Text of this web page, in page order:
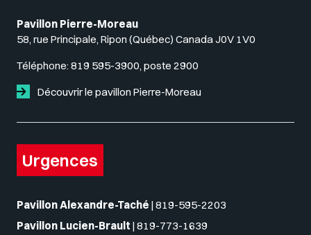
Pavillon Pierre-Moreau
58, rue Principale, Ripon (Québec) Canada J0V 1V0
Téléphone: 819 595-3900, poste 2900
Découvrir le pavillon Pierre-Moreau
Urgences
Pavillon Alexandre-Taché | 819-595-2203
Pavillon Lucien-Brault | 819-773-1639